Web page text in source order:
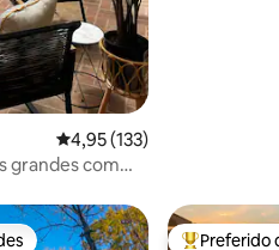
4,95 de uma avaliação
4,95 (133)
grandes com
Preferido